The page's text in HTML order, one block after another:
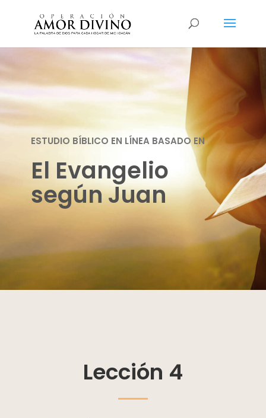
ESTUDIO BÍBLICO EN LÍNEA BASADO EN
El Evangelio
según Juan
Lección 4